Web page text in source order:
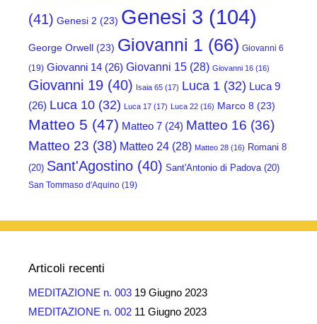
(41) Genesi 2 (23) Genesi 3 (104)
George Orwell (23) Giovanni 1 (66) Giovanni 6
(19) Giovanni 14 (26) Giovanni 15 (28) Giovanni 16 (16)
Giovanni 19 (40) Isaia 65 (17) Luca 1 (32) Luca 9
(26) Luca 10 (32) Luca 17 (17) Luca 22 (16) Marco 8 (23)
Matteo 5 (47) Matteo 7 (24) Matteo 16 (36)
Matteo 23 (38) Matteo 24 (28) Matteo 28 (16) Romani 8
(20) Sant'Agostino (40) Sant'Antonio di Padova(20)
San Tommaso d'Aquino (19)
Articoli recenti
MEDITAZIONE n. 003 19 Giugno 2023
MEDITAZIONE n. 002 11 Giugno 2023